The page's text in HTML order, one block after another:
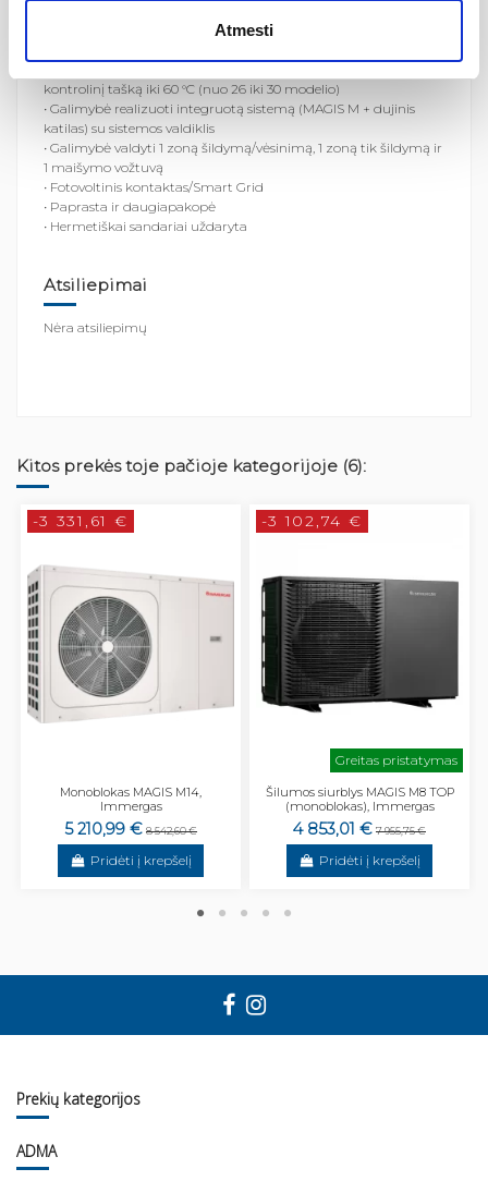
Atmesti
kontrolinį tašką iki 60 °C (nuo 26 iki 30 modelio)
• Galimybė realizuoti integruotą sistemą (MAGIS M + dujinis
katilas) su sistemos valdiklis
• Galimybė valdyti 1 zoną šildymą/vėsinimą, 1 zoną tik šildymą ir
1 maišymo vožtuvą
• Fotovoltinis kontaktas/Smart Grid
• Paprasta ir daugiapakopė
• Hermetiškai sandariai uždaryta
Atsiliepimai
Nėra atsiliepimų
Kitos prekės toje pačioje kategorijoje (6):
-3 331,61 €
Monoblokas MAGIS M14,
Immergas
5 210,99 € 8 542,60 €
Pridėti į krepšelį
-3 102,74 €
Greitas pristatymas
Šilumos siurblys MAGIS M8 TOP
(monoblokas), Immergas
4 853,01 € 7 955,75 €
Pridėti į krepšelį
Prekių kategorijos
ADMA